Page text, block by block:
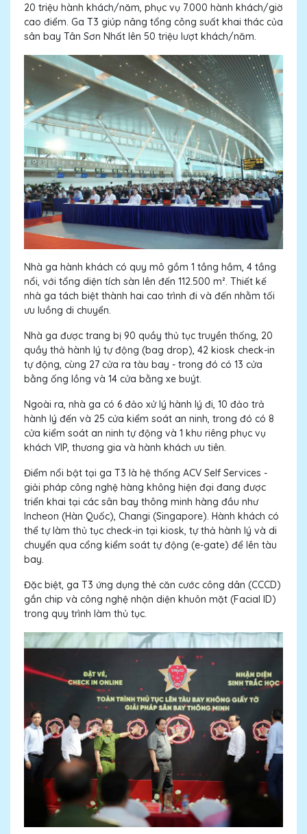
20 triệu hành khách/năm, phục vụ 7.000 hành khách/giờ
cao điểm. Ga T3 giúp nâng tổng công suất khai thác của
sân bay Tân Sơn Nhất lên 50 triệu lượt khách/năm.
Nhà ga hành khách có quy mô gồm 1 tầng hầm, 4 tầng
nổi, với tổng diện tích sàn lên đến 112.500 m². Thiết kế
nhà ga tách biệt thành hai cao trình đi và đến nhằm tối
ưu luồng di chuyển.
Nhà ga được trang bị 90 quầy thủ tục truyền thống, 20
quầy thả hành lý tự động (bag drop), 42 kiosk check-in
tự động, cùng 27 cửa ra tàu bay - trong đó có 13 cửa
bằng ống lồng và 14 cửa bằng xe buýt.
Ngoài ra, nhà ga có 6 đảo xử lý hành lý đi, 10 đảo trả
hành lý đến và 25 cửa kiểm soát an ninh, trong đó có 8
cửa kiểm soát an ninh tự động và 1 khu riêng phục vụ
khách VIP, thương gia và hành khách ưu tiên.
Điểm nổi bật tại ga T3 là hệ thống ACV Self Services -
giải pháp công nghệ hàng không hiện đại đang được
triển khai tại các sân bay thông minh hàng đầu như
Incheon (Hàn Quốc), Changi (Singapore). Hành khách có
thể tự làm thủ tục check-in tại kiosk, tự thả hành lý và di
chuyển qua cổng kiểm soát tự động (e-gate) để lên tàu
bay.
Đặc biệt, ga T3 ứng dụng thẻ căn cước công dân (CCCD)
gắn chip và công nghệ nhận diện khuôn mặt (Facial ID)
trong quy trình làm thủ tục.